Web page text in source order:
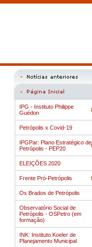
IPG - Instituto Philippe
Guédon
Petrópolis x Covid-19
IPGPar: Plano Estratégico de
Petrópolis - PEP20
ELEIÇÕES 2020
Frente Pró-Petrópolis
Os Brados de Petrópolis
Observatório Social de
Petrópolis - OSPetro (em
formação)
INK: Instituto Koeler de
Planejamento Municipal